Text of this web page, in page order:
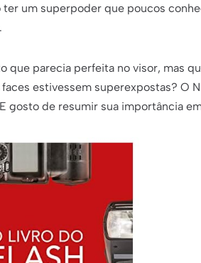
um superpoder que poucos
que parecia perfeita no visor, mas
estivessem superexpostas? O
gosto de resumir sua importância